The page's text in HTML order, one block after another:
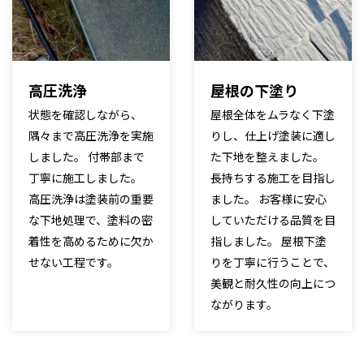
高圧洗浄
状態を確認しながら、
隅々まで高圧洗浄を実施
しました。 付帯部まで
丁寧に施工しました。
高圧洗浄は塗装前の重要
な下地処理で、塗料の密
着性を高めるために欠か
せない工程です。
屋根の下塗り
屋根全体をムラなく下塗
りし、仕上げ塗装に適し
た下地を整えました。
長持ちする施工を目指し
ました。 お客様に安心
していただける品質を目
指しました。 屋根下塗
りを丁寧に行うことで、
美観と耐久性の向上につ
ながります。